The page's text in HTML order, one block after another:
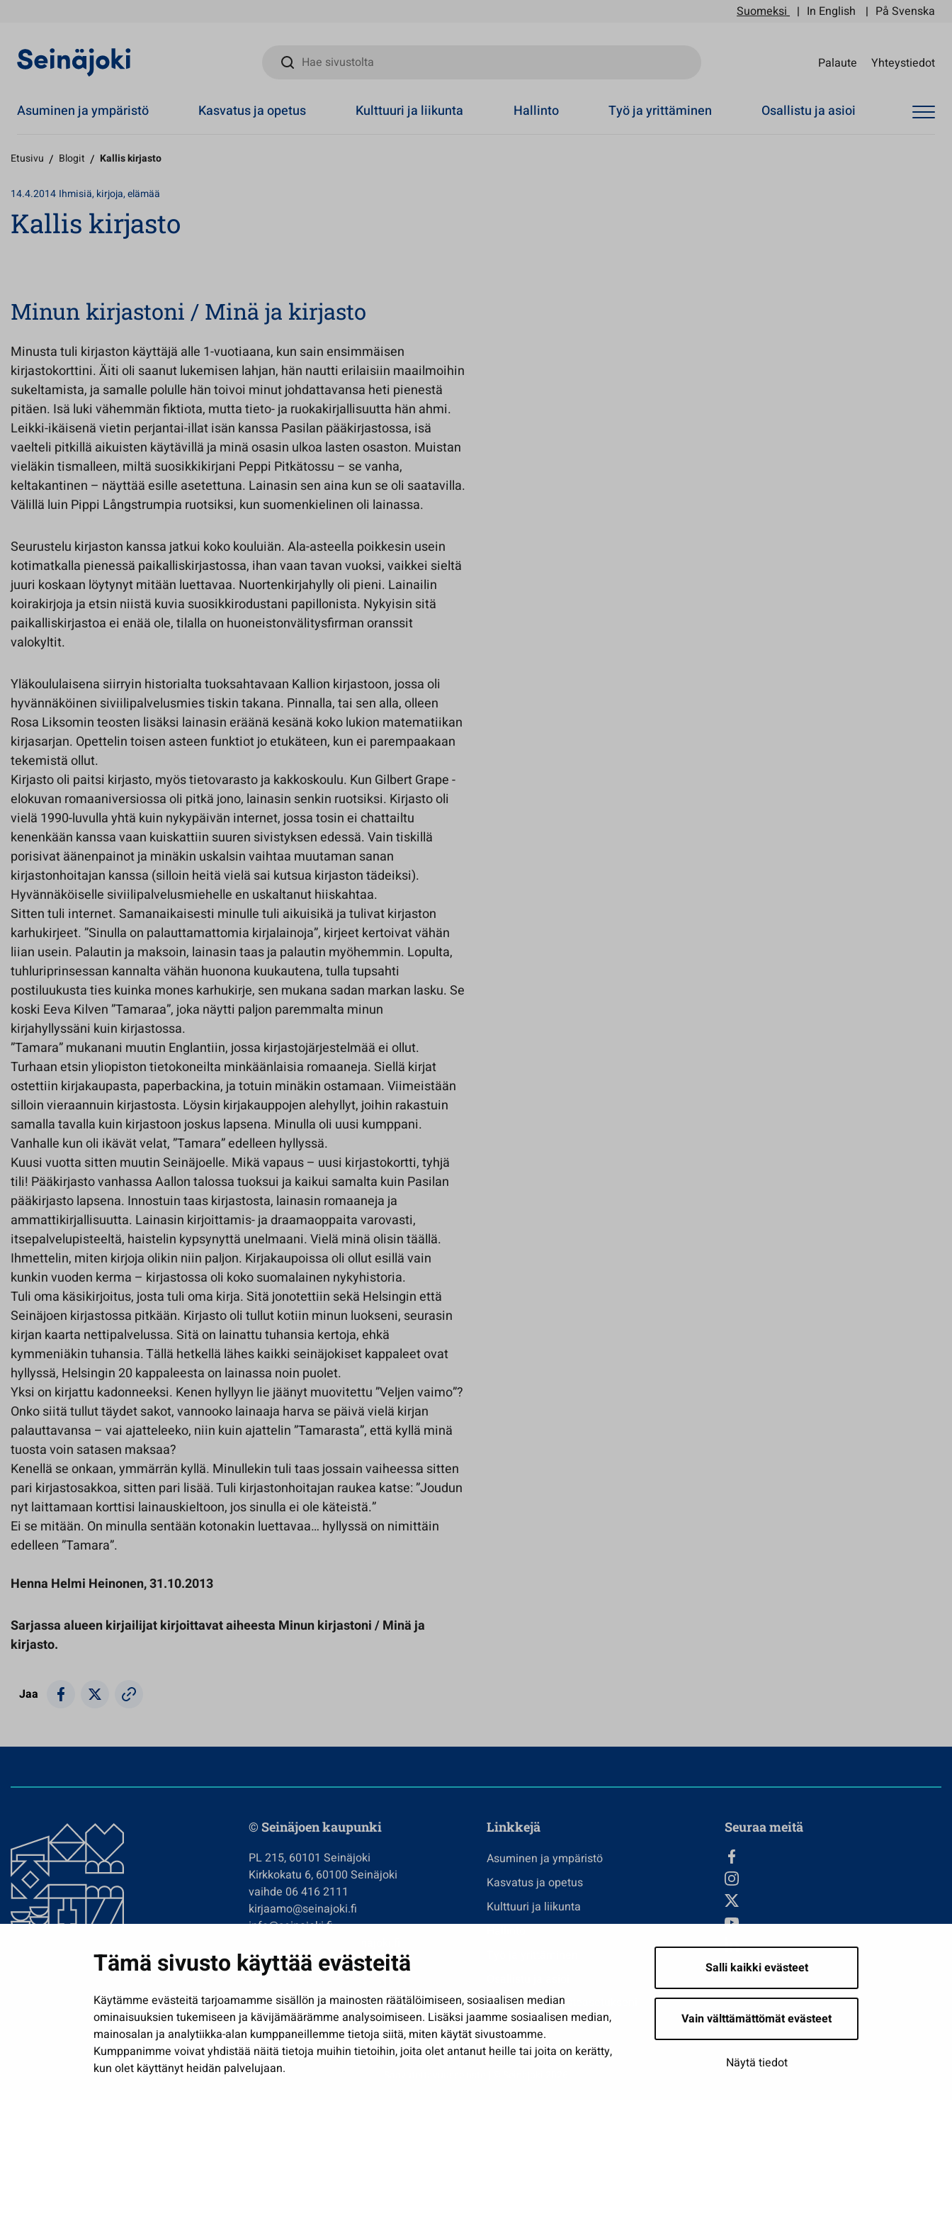
Tämä sivusto käyttää evästeitä
Käytämme evästeitä tarjoamamme sisällön ja mainosten räätälöimiseen, sosiaalisen median
ominaisuuksien tukemiseen ja kävijämäärämme analysoimiseen. Lisäksi jaamme sosiaalisen median,
mainosalan ja analytiikka-alan kumppaneillemme tietoja siitä, miten käytät sivustoamme.
Kumppanimme voivat yhdistää näitä tietoja muihin tietoihin, joita olet antanut heille tai joita on kerätty,
kun olet käyttänyt heidän palvelujaan.
Salli kaikki evästeet
Vain välttämättömät evästeet
Näytä tiedot
Suomeksi In English På Svenska
Hae sivustolta
Palaute Yhteystiedot
Asuminen ja ympäristö Kasvatus ja opetus Kulttuuri ja liikunta Hallinto Työ ja yrittäminen Osallistu ja asioi
Etusivu / Blogit / Kallis kirjasto
14.4.2014 Ihmisiä, kirjoja, elämää
Kallis kirjasto
Minun kirjastoni / Minä ja kirjasto
Minusta tuli kirjaston käyttäjä alle 1-vuotiaana, kun sain ensimmäisen
kirjastokorttini. Äiti oli saanut lukemisen lahjan, hän nautti erilaisiin maailmoihin
sukeltamista, ja samalle polulle hän toivoi minut johdattavansa heti pienestä
pitäen. Isä luki vähemmän fiktiota, mutta tieto- ja ruokakirjallisuutta hän ahmi.
Leikki-ikäisenä vietin perjantai-illat isän kanssa Pasilan pääkirjastossa, isä
vaelteli pitkillä aikuisten käytävillä ja minä osasin ulkoa lasten osaston. Muistan
vieläkin tismalleen, miltä suosikkikirjani Peppi Pitkätossu – se vanha,
keltakantinen – näyttää esille asetettuna. Lainasin sen aina kun se oli saatavilla.
Välillä luin Pippi Långstrumpia ruotsiksi, kun suomenkielinen oli lainassa.
Seurustelu kirjaston kanssa jatkui koko kouluiän. Ala-asteella poikkesin usein
kotimatkalla pienessä paikalliskirjastossa, ihan vaan tavan vuoksi, vaikkei sieltä
juuri koskaan löytynyt mitään luettavaa. Nuortenkirjahylly oli pieni. Lainailin
koirakirjoja ja etsin niistä kuvia suosikkirodustani papillonista. Nykyisin sitä
paikalliskirjastoa ei enää ole, tilalla on huoneistonvälitysfirman oranssit
valokyltit.
Yläkoululaisena siirryin historialta tuoksahtavaan Kallion kirjastoon, jossa oli
hyvännäköinen siviilipalvelusmies tiskin takana. Pinnalla, tai sen alla, olleen
Rosa Liksomin teosten lisäksi lainasin eräänä kesänä koko lukion matematiikan
kirjasarjan. Opettelin toisen asteen funktiot jo etukäteen, kun ei parempaakaan
tekemistä ollut.
Kirjasto oli paitsi kirjasto, myös tietovarasto ja kakkoskoulu. Kun Gilbert Grape -
elokuvan romaaniversiossa oli pitkä jono, lainasin senkin ruotsiksi. Kirjasto oli
vielä 1990-luvulla yhtä kuin nykypäivän internet, jossa tosin ei chattailtu
kenenkään kanssa vaan kuiskattiin suuren sivistyksen edessä. Vain tiskillä
porisivat äänenpainot ja minäkin uskalsin vaihtaa muutaman sanan
kirjastonhoitajan kanssa (silloin heitä vielä sai kutsua kirjaston tädeiksi).
Hyvännäköiselle siviilipalvelusmiehelle en uskaltanut hiiskahtaa.
Sitten tuli internet. Samanaikaisesti minulle tuli aikuisikä ja tulivat kirjaston
karhukirjeet. ”Sinulla on palauttamattomia kirjalainoja”, kirjeet kertoivat vähän
liian usein. Palautin ja maksoin, lainasin taas ja palautin myöhemmin. Lopulta,
tuhluriprinsessan kannalta vähän huonona kuukautena, tulla tupsahti
postiluukusta ties kuinka mones karhukirje, sen mukana sadan markan lasku. Se
koski Eeva Kilven ”Tamaraa”, joka näytti paljon paremmalta minun
kirjahyllyssäni kuin kirjastossa.
”Tamara” mukanani muutin Englantiin, jossa kirjastojärjestelmää ei ollut.
Turhaan etsin yliopiston tietokoneilta minkäänlaisia romaaneja. Siellä kirjat
ostettiin kirjakaupasta, paperbackina, ja totuin minäkin ostamaan. Viimeistään
silloin vieraannuin kirjastosta. Löysin kirjakauppojen alehyllyt, joihin rakastuin
samalla tavalla kuin kirjastoon joskus lapsena. Minulla oli uusi kumppani.
Vanhalle kun oli ikävät velat, ”Tamara” edelleen hyllyssä.
Kuusi vuotta sitten muutin Seinäjoelle. Mikä vapaus – uusi kirjastokortti, tyhjä
tili! Pääkirjasto vanhassa Aallon talossa tuoksui ja kaikui samalta kuin Pasilan
pääkirjasto lapsena. Innostuin taas kirjastosta, lainasin romaaneja ja
ammattikirjallisuutta. Lainasin kirjoittamis- ja draamaoppaita varovasti,
itsepalvelupisteeltä, haistelin kypsynyttä unelmaani. Vielä minä olisin täällä.
Ihmettelin, miten kirjoja olikin niin paljon. Kirjakaupoissa oli ollut esillä vain
kunkin vuoden kerma – kirjastossa oli koko suomalainen nykyhistoria.
Tuli oma käsikirjoitus, josta tuli oma kirja. Sitä jonotettiin sekä Helsingin että
Seinäjoen kirjastossa pitkään. Kirjasto oli tullut kotiin minun luokseni, seurasin
kirjan kaarta nettipalvelussa. Sitä on lainattu tuhansia kertoja, ehkä
kymmeniäkin tuhansia. Tällä hetkellä lähes kaikki seinäjokiset kappaleet ovat
hyllyssä, Helsingin 20 kappaleesta on lainassa noin puolet.
Yksi on kirjattu kadonneeksi. Kenen hyllyyn lie jäänyt muovitettu ”Veljen vaimo”?
Onko siitä tullut täydet sakot, vannooko lainaaja harva se päivä vielä kirjan
palauttavansa – vai ajatteleeko, niin kuin ajattelin ”Tamarasta”, että kyllä minä
tuosta voin satasen maksaa?
Kenellä se onkaan, ymmärrän kyllä. Minullekin tuli taas jossain vaiheessa sitten
pari kirjastosakkoa, sitten pari lisää. Tuli kirjastonhoitajan raukea katse: ”Joudun
nyt laittamaan korttisi lainauskieltoon, jos sinulla ei ole käteistä.”
Ei se mitään. On minulla sentään kotonakin luettavaa… hyllyssä on nimittäin
edelleen ”Tamara”.
Henna Helmi Heinonen, 31.10.2013
Sarjassa alueen kirjailijat kirjoittavat aiheesta Minun kirjastoni / Minä ja
kirjasto.
Jaa
© Seinäjoen kaupunki
PL 215, 60101 Seinäjoki
Kirkkokatu 6, 60100 Seinäjoki
vaihde 06 416 2111
kirjaamo@seinajoki.fi
info@seinajoki.fi
Tilaa uutiskirje
Linkkejä
Asuminen ja ympäristö
Kasvatus ja opetus
Kulttuuri ja liikunta
Näytä omat evästeasetukseni
Seuraa meitä